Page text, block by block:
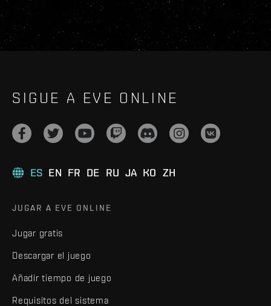
SIGUE A EVE ONLINE
ES EN FR DE RU JA KO ZH
JUGAR A EVE ONLINE
Jugar gratis
Descargar el juego
Añadir tiempo de juego
Requisitos del sistema